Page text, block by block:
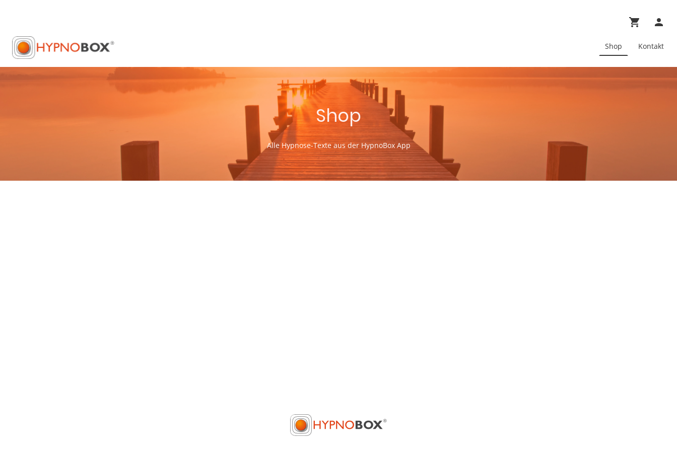
Shop Kontakt
Shop
Alle Hypnose-Texte aus der HypnoBox App